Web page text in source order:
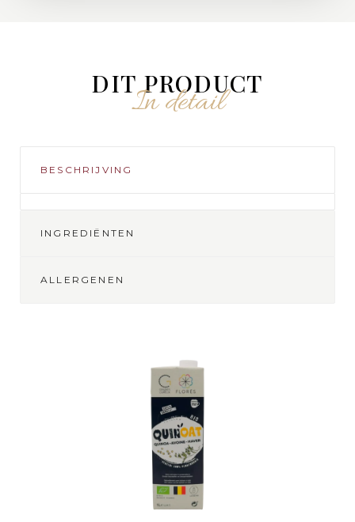
DIT PRODUCT
In detail
BESCHRIJVING
INGREDIËNTEN
ALLERGENEN